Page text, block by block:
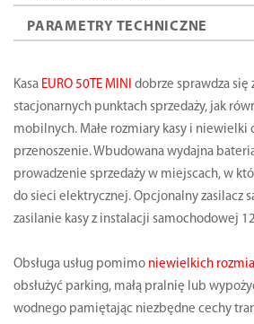
PARAMETRY TECHNICZNE
Kasa EURO 50TE MINI dobrze sprawdza się
stacjonarnych punktach sprzedaży, jak
mobilnych. Małe rozmiary kasy i niewielki
przenoszenie. Wbudowana wydajna
prowadzenie sprzedaży w miejscach, w
do sieci elektrycznej. Opcjonalny zasilacz
zasilanie kasy z instalacji samochodowej
Obsługa usług pomimo niewielkich
obsłużyć parking, małą pralnię lub
wodnego pamiętając niezbędne cechy